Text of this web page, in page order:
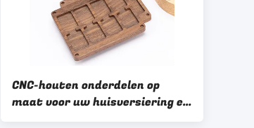
CNC-houten onderdelen op
maat voor uw huisversiering en
houtbewerking